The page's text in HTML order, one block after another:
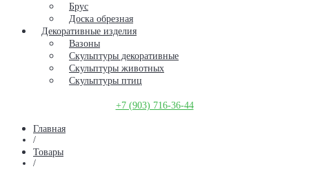
Брус
Доска обрезная
Декоративные изделия
Вазоны
Скульптуры декоративные
Скульптуры животных
Скульптуры птиц
+7 (903) 716-36-44
Главная
/
Товары
/